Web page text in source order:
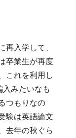
再入学して、
卒業生が再度
これを利用し
みたいなも
つもりなの
験は英語論文
去年の秋ぐら